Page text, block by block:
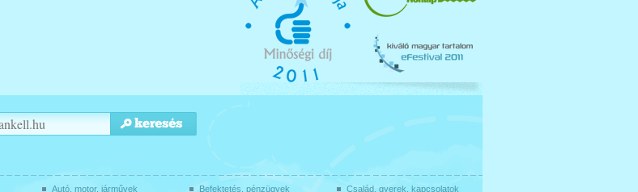
Autó, motor, járművek Befektetés, pénzügyek Család, gyerek, kapcsolatok